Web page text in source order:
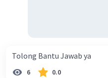
kebangsaan, dan
penting dalam
simbol-simbol ini
Tolong Bantu Jawab ya
6 0.0